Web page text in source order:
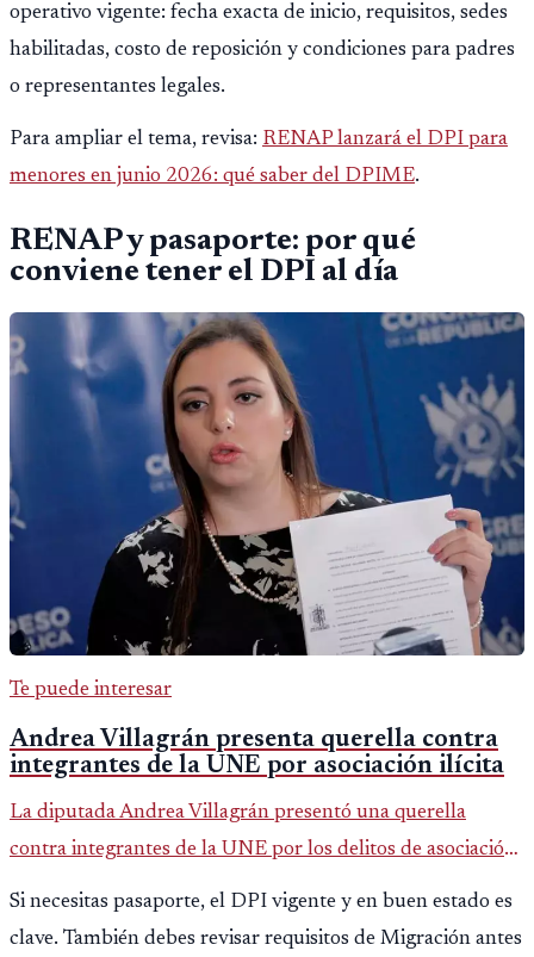
operativo vigente: fecha exacta de inicio, requisitos, sedes
habilitadas, costo de reposición y condiciones para padres
o representantes legales.
Para ampliar el tema, revisa: RENAP lanzará el DPI para
menores en junio 2026: qué saber del DPIME.
RENAP y pasaporte: por qué
conviene tener el DPI al día
Te puede interesar
Andrea Villagrán presenta querella contra
integrantes de la UNE por asociación ilícita
La diputada Andrea Villagrán presentó una querella
contra integrantes de la UNE por los delitos de asociación
ilícita, terrorismo y sedición.
Si necesitas pasaporte, el DPI vigente y en buen estado es
clave. También debes revisar requisitos de Migración antes